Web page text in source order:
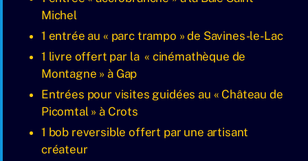
Michel
1 entrée au « parc trampo » de Savines-le-Lac
1 livre offert par la « cinémathèque de
Montagne » à Gap
Entrées pour visites guidées au « Château de
Picomtal » à Crots
1 bob reversible offert par une artisant
créateur